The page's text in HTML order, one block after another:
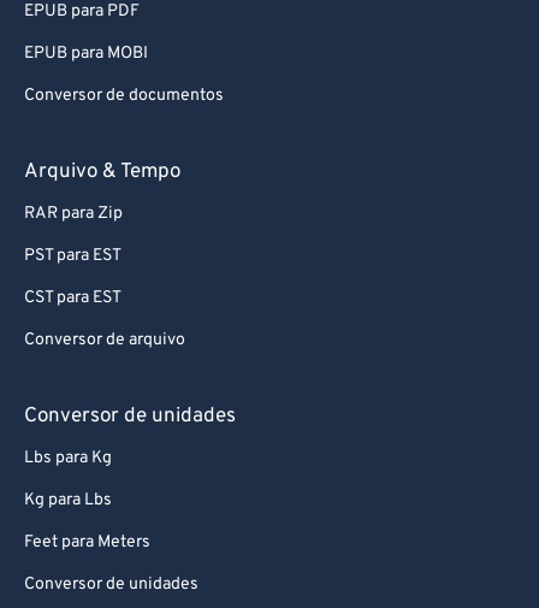
EPUB para PDF
EPUB para MOBI
Conversor de documentos
Arquivo & Tempo
RAR para Zip
PST para EST
CST para EST
Conversor de arquivo
Conversor de unidades
Lbs para Kg
Kg para Lbs
Feet para Meters
Conversor de unidades